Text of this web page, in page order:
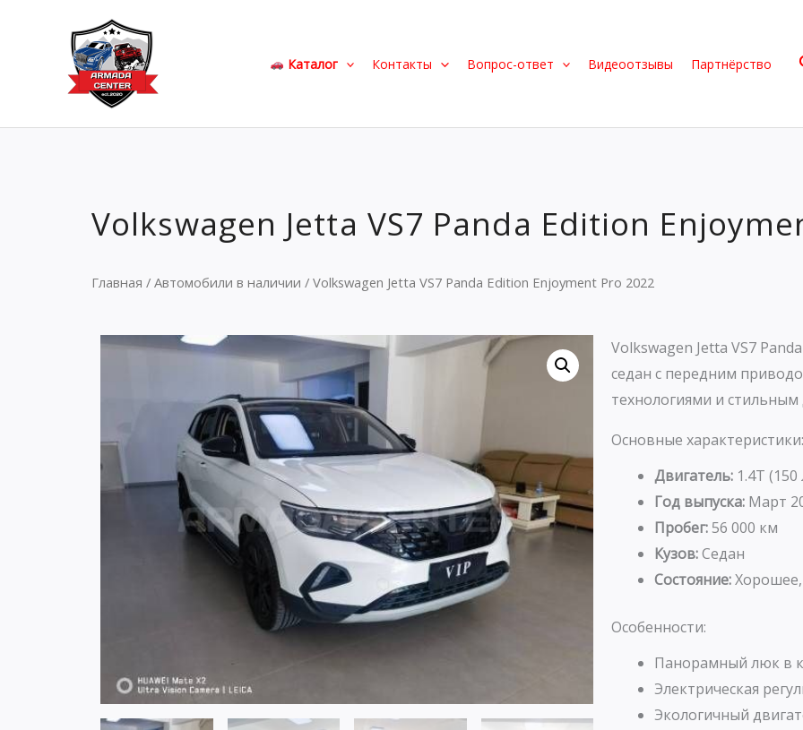
содержимому
Каталог Контакты Вопрос-ответ Видеоотзывы Партнёрство
Volkswagen Jetta VS7 Panda Edition
Главная / Автомобили в наличии / Volkswagen Jetta VS7 Panda Edition Enjoyment Pro 2022
Volkswagen Jetta VS7
седан с передним
технологиями и
Основные характеристики:
Двигатель: 1.4T
Год выпуска: Март
Пробег:56 000 км
Кузов:Седан
Состояние:
Особенности:
Панорамный люк в
Электрическая
Экологичный